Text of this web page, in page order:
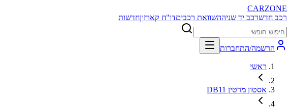
CARZONE
רכב חדשרכב יד שניההשוואת רכביםדו"ח קארזוןחדשות
הרשמה/התחברות
ראשי
אסטון מרטין DB11